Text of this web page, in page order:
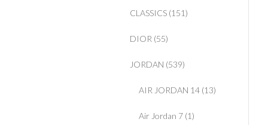
CLASSICS (151)
DIOR (55)
JORDAN (539)
AIR JORDAN 14 (13)
Air Jordan 7 (1)